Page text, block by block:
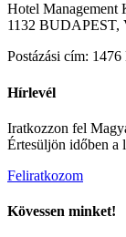
Hotel Management
1132
Postázási cím:
Hírlevél
Iratkozzon fel
Értesüljön időben a
Feliratkozom
Kövessen minket!